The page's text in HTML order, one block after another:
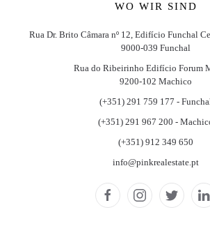
WO WIR SIND
Rua Dr. Brito Câmara nº 12, Edifício Funchal
9000-039 Funchal
Rua do Ribeirinho Edifício Forum
9200-102 Machico
(+351) 291 759 177 -
(+351) 291 967 200 -
(+351) 912 349 650
info@pinkrealestate.pt